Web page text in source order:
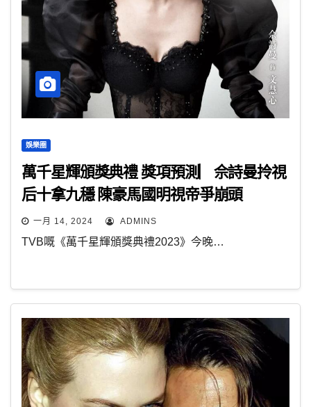
娛樂圈
萬千星輝頒獎典禮 獎項預測︳佘詩曼拎視
后十拿九穩 陳豪馬國明視帝爭崩頭
一月 14, 2024 ADMINS
TVB嘅《萬千星輝頒獎典禮2023》今晚…